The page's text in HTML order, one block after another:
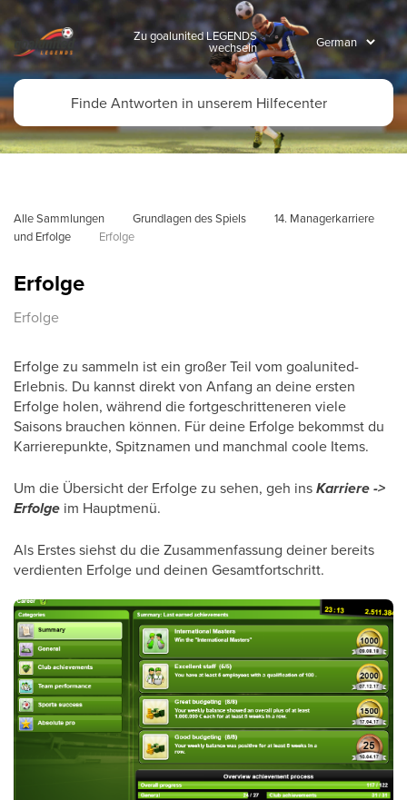
Zu goalunited LEGENDS
wechseln
Alle Sammlungen Grundlagen des Spiels
14. Managerkarriere
und Erfolge
Erfolge
Erfolge
Erfolge
Erfolge zu sammeln ist ein großer Teil vom goalunited-
Erlebnis. Du kannst direkt von Anfang an deine ersten
Erfolge holen, während die fortgeschritteneren viele
Saisons brauchen können. Für deine Erfolge bekommst du
Karrierepunkte, Spitznamen und manchmal coole Items.
Um die Übersicht der Erfolge zu sehen, geh insKarriere ->
Erfolge im Hauptmenü.
Als Erstes siehst du die Zusammenfassung deiner bereits
verdienten Erfolge und deinen Gesamtfortschritt.